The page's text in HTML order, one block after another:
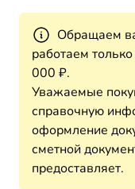
Обращаем
работаем
000 ₽.
Уважаемые
справочную
оформление
сметной
предоставляет.